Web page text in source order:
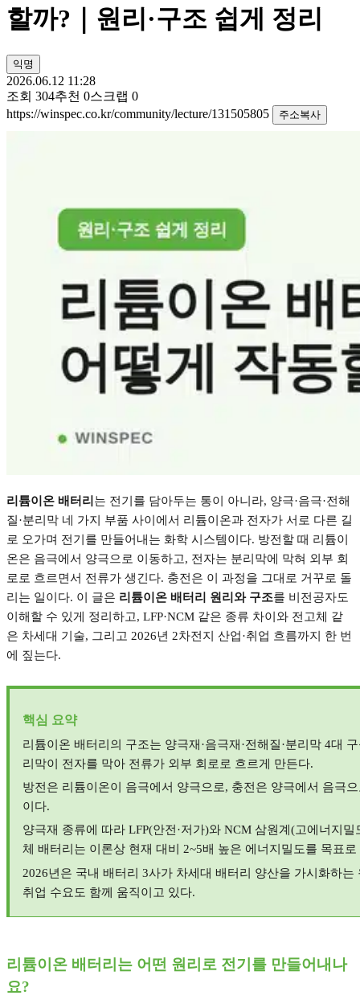
할까?｜원리·구조 쉽게 정리
익명
2026.06.12 11:28
조회 304추천 0스크랩 0
https://winspec.co.kr/community/lecture/131505805
주소복사
리튬이온 배터리 는 전기를 담아두는 통이 아니라, 양극·음극·전해
질·분리막 네 가지 부품 사이에서 리튬이온과 전자가 서로 다른 길
로 오가며 전기를 만들어내는 화학 시스템이다. 방전할 때 리튬이
온은 음극에서 양극으로 이동하고, 전자는 분리막에 막혀 외부 회
로로 흐르면서 전류가 생긴다. 충전은 이 과정을 그대로 거꾸로 돌
리는 일이다. 이 글은 리튬이온 배터리 원리와 구조를 비전공자도
이해할 수 있게 정리하고, LFP·NCM 같은 종류 차이와 전고체 같
은 차세대 기술, 그리고 2026년 2차전지 산업·취업 흐름까지 한 번
에 짚는다.
핵심 요약
리튬이온 배터리의 구조는 양극재 ·음극재 ·전해질·분리막 4대
리막이 전자를 막아 전류가 외부 회로로 흐르게 만든다.
방전은 리튬이온이 음극에서 양극으로, 충전은 양극에서 음극
이다.
양극재 종류에 따라 LFP(안전·저가)와 NCM 삼원계 (고에너지밀
체 배터리는 이론상 현재 대비
2~5배 높은 에너지밀도를 목표로
2026년은 국내 배터리 3사가 차세대 배터리 양산을 가시화하는
취업 수요도 함께 움직이고 있다.
리튬이온 배터리는 어떤 원리로 전기를 만들어내나
요?